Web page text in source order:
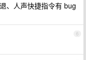
、人声快捷指令有 bug
6